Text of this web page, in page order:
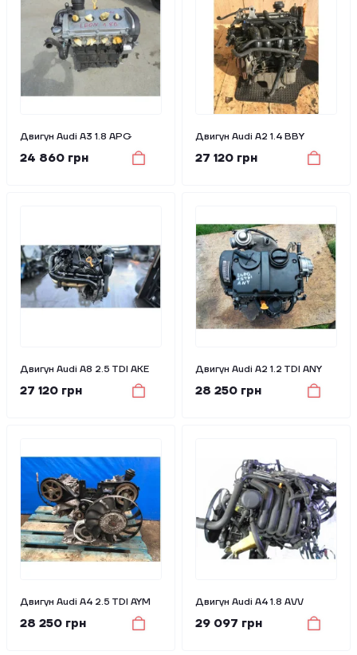
Двигун Audi A3 1.8 APG
24 860 грн
Двигун Audi A2 1.4 BBY
27 120 грн
Двигун Audi A8 2.5 TDI AKE
27 120 грн
Двигун Audi A2 1.2 TDI ANY
28 250 грн
Двигун Audi A4 2.5 TDI AYM
28 250 грн
Двигун Audi A4 1.8 AVV
29 097 грн